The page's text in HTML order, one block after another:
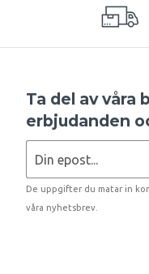
Ta del av våra
erbjudanden
De uppgifter du matar in
våra nyhetsbrev.